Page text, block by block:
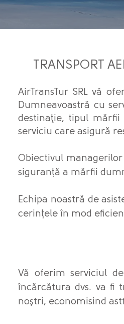
TRANSPORT
AirTransTur SRL vă
Dumneavoastră cu
destinaţie, tipul
serviciu care asigură
Obiectivul
siguranță a mărfii
Echipa noastră de
cerințele în mod
SERVICIU
Vă oferim serviciul
încărcătura dvs. va fi
noştri, economisind